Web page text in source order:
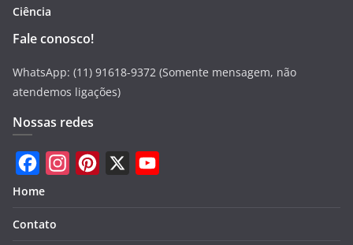
Ciência
Fale conosco!
WhatsApp: (11) 91618-9372 (Somente mensagem, não
atendemos ligações)
Nossas redes
F
c
s
Home
Contato